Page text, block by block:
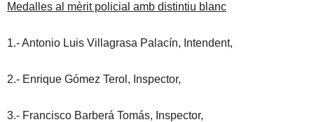
Medalles al mèrit policial amb distintiu blanc
1.- Antonio Luis Villagrasa Palacín, Intendent,
2.- Enrique Gómez Terol, Inspector,
3.- Francisco Barberá Tomás, Inspector,